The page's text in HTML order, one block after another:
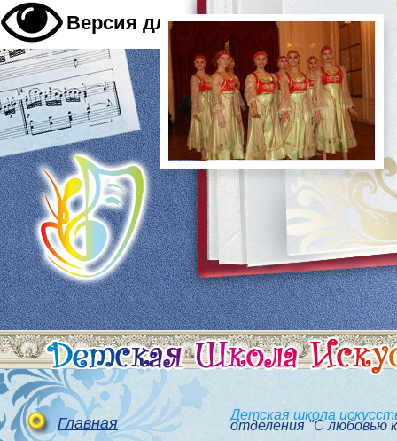
Версия для слабовидящих A A A
Главная
Детская школа
отделения "С любовью